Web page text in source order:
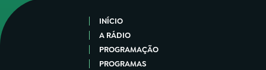
INÍCIO
A RÁDIO
PROGRAMAÇÃO
PROGRAMAS